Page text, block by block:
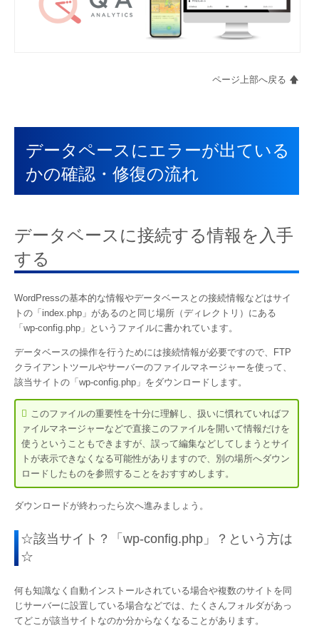
ページ上部へ戻る 🡅
データペースにエラーが出ている
かの確認・修復の流れ
データベースに接続する情報を入手
する
WordPressの基本的な情報やデータベースとの接続情報などはサイ
トの「index.php」があるのと同じ場所（ディレクトリ）にある
「wp-config.php」というファイルに書かれています。
データベースの操作を行うためには接続情報が必要ですので、FTP
クライアントツールやサーバーのファイルマネージャーを使って、
該当サイトの「wp-config.php」をダウンロードします。
このファイルの重要性を十分に理解し、扱いに慣れていればフ
ァイルマネージャーなどで直接このファイルを開いて情報だけを
使うということもできますが、誤って編集などしてしまうとサイ
トが表示できなくなる可能性がありますので、別の場所へダウン
ロードしたものを参照することをおすすめします。
ダウンロードが終わったら次へ進みましょう。
☆該当サイト？「wp-config.php」？という方は
☆
何も知識なく自動インストールされている場合や複数のサイトを同
じサーバーに設置している場合などでは、たくさんフォルダがあっ
てどこが該当サイトなのか分からなくなることがあります。